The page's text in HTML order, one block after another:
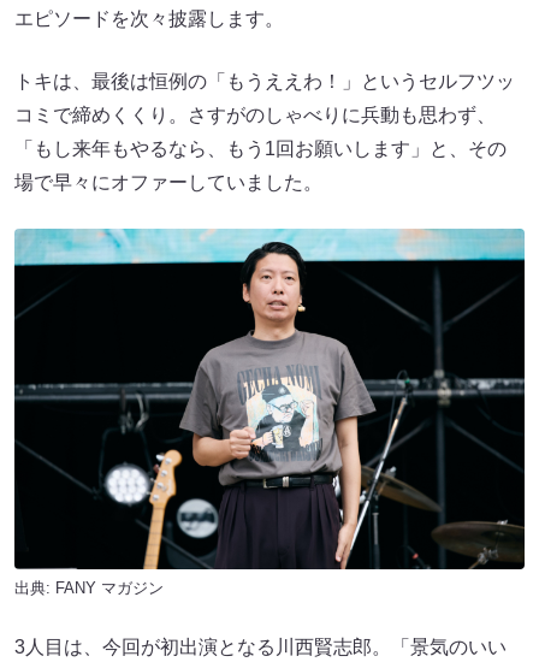
エピソードを次々披露します。
トキは、最後は恒例の「もうええわ！」というセルフツッ
コミで締めくくり。さすがのしゃべりに兵動も思わず、
「もし来年もやるなら、もう1回お願いします」と、その
場で早々にオファーしていました。
出典: FANY マガジン
3人目は、今回が初出演となる川西賢志郎。「景気のいい